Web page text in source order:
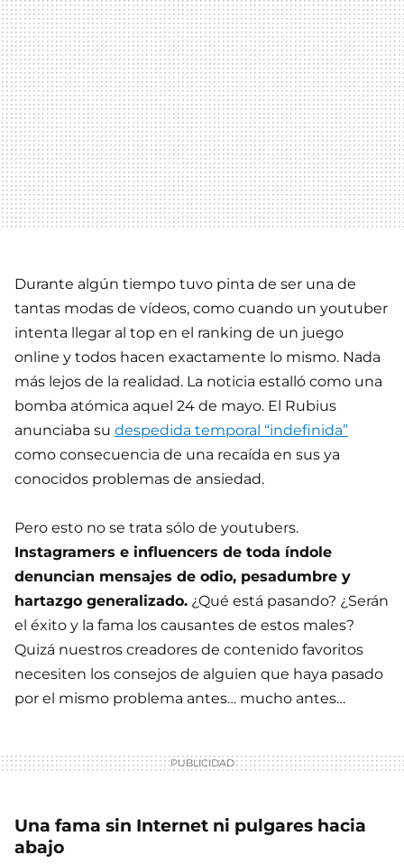
Durante algún tiempo tuvo pinta de ser una de
tantas modas de vídeos, como cuando un youtuber
intenta llegar al top en el ranking de un juego
online y todos hacen exactamente lo mismo. Nada
más lejos de la realidad. La noticia estalló como una
bomba atómica aquel 24 de mayo. El Rubius
anunciaba su despedida temporal “indefinida”
como consecuencia de una recaída en sus ya
conocidos problemas de ansiedad.
Pero esto no se trata sólo de youtubers.
Instagramers e influencers de toda índole
denuncian mensajes de odio, pesadumbre y
hartazgo generalizado. ¿Qué está pasando? ¿Serán
el éxito y la fama los causantes de estos males?
Quizá nuestros creadores de contenido favoritos
necesiten los consejos de alguien que haya pasado
por el mismo problema antes… mucho antes…
Una fama sin Internet ni pulgares hacia
abajo